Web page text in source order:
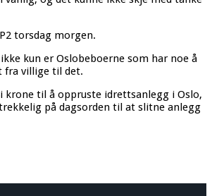
torsdag morgen.
kun er Oslobeboerne som har noe å
fra villige til det.
krone til å oppruste idrettsanlegg i Oslo,
på dagsorden til at slitne anlegg